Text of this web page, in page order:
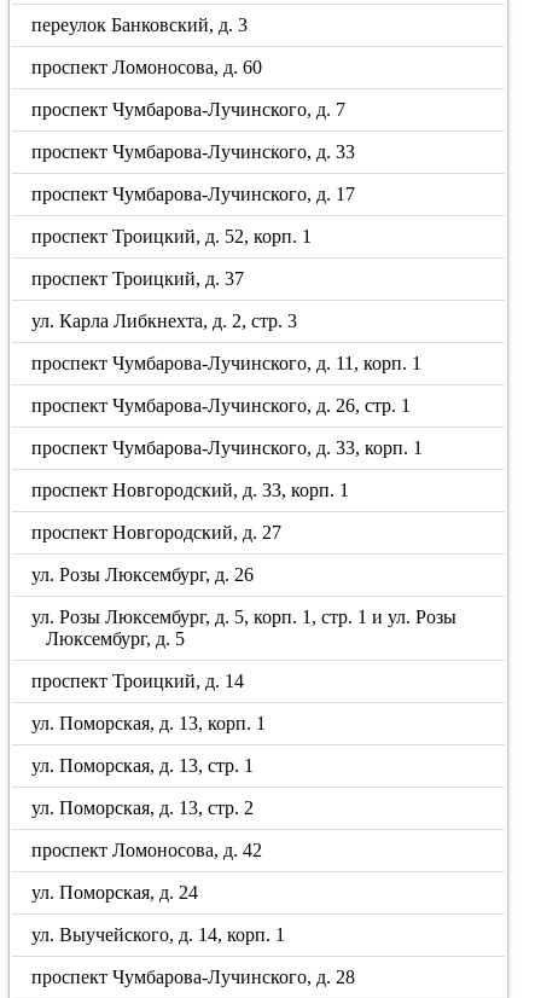
переулок Банковский, д. 3
проспект Ломоносова, д. 60
проспект Чумбарова-Лучинского, д. 7
проспект Чумбарова-Лучинского, д. 33
проспект Чумбарова-Лучинского, д. 17
проспект Троицкий, д. 52, корп. 1
проспект Троицкий, д. 37
ул. Карла Либкнехта, д. 2, стр. 3
проспект Чумбарова-Лучинского, д. 11, корп. 1
проспект Чумбарова-Лучинского, д. 26, стр. 1
проспект Чумбарова-Лучинского, д. 33, корп. 1
проспект Новгородский, д. 33, корп. 1
проспект Новгородский, д. 27
ул. Розы Люксембург, д. 26
ул. Розы Люксембург, д. 5, корп. 1, стр. 1 и ул. Розы
Люксембург, д. 5
проспект Троицкий, д. 14
ул. Поморская, д. 13, корп. 1
ул. Поморская, д. 13, стр. 1
ул. Поморская, д. 13, стр. 2
проспект Ломоносова, д. 42
ул. Поморская, д. 24
ул. Выучейского, д. 14, корп. 1
проспект Чумбарова-Лучинского, д. 28